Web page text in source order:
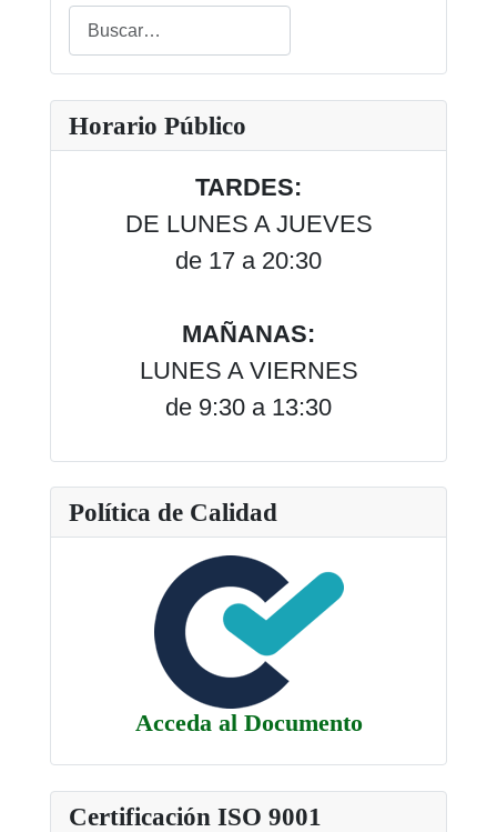
Buscar
Type 2 or more characters for results.
Horario Público
TARDES:
DE LUNES A JUEVES
de 17 a 20:30
MAÑANAS:
LUNES A VIERNES
de 9:30 a 13:30
Política de Calidad
Acceda al Documento
Certificación ISO 9001